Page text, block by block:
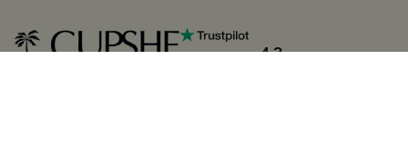
4.3